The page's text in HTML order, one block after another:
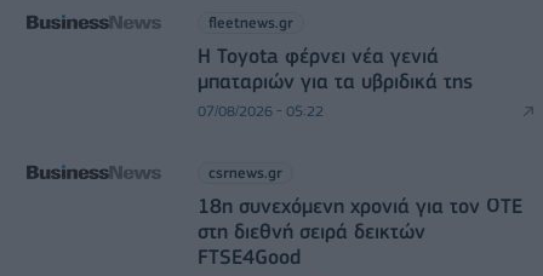
fleetnews.gr
Η Toyota φέρνει νέα γενιά
μπαταριών για τα υβριδικά της
07/08/2026 - 05:22
csrnews.gr
18η συνεχόμενη χρονιά για τον ΟΤΕ
στη διεθνή σειρά δεικτών
FTSE4Good